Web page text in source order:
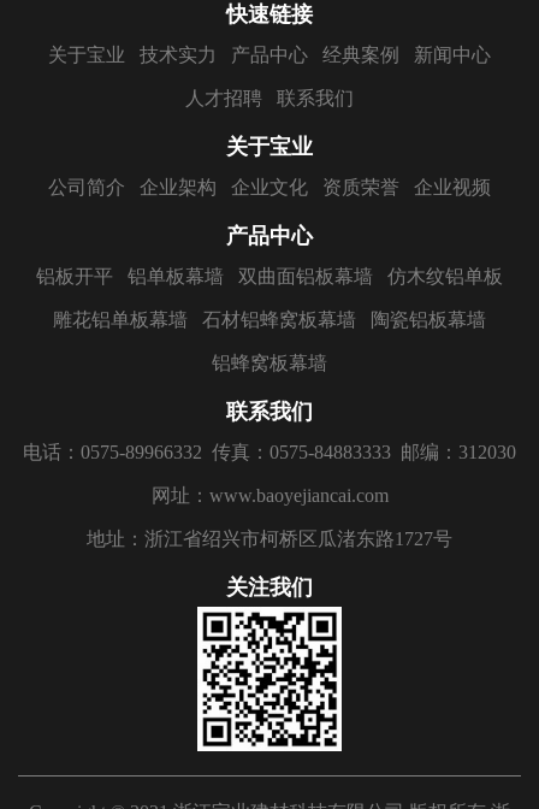
快速链接
关于宝业 技术实力 产品中心 经典案例 新闻中心
人才招聘 联系我们
关于宝业
公司简介 企业架构 企业文化 资质荣誉 企业视频
产品中心
铝板开平 铝单板幕墙 双曲面铝板幕墙 仿木纹铝单板
雕花铝单板幕墙 石材铝蜂窝板幕墙 陶瓷铝板幕墙
铝蜂窝板幕墙
联系我们
电话：0575-89966332 传真：0575-84883333 邮编：312030
网址：www.baoyejiancai.com
地址：浙江省绍兴市柯桥区瓜渚东路1727号
关注我们